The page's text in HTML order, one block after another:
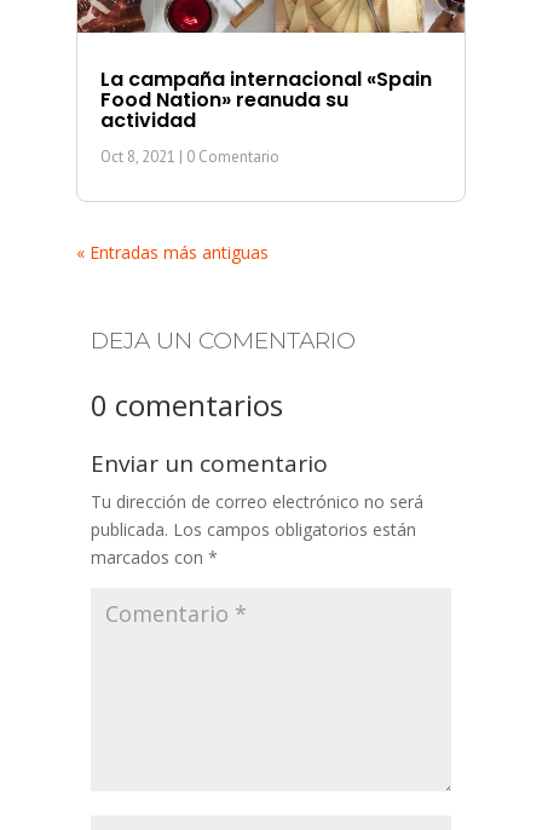
La campaña internacional «Spain
Food Nation» reanuda su
actividad
Oct 8, 2021 | 0 Comentario
« Entradas más antiguas
DEJA UN COMENTARIO
0 comentarios
Enviar un comentario
Tu dirección de correo electrónico no será
publicada. Los campos obligatorios están
marcados con *